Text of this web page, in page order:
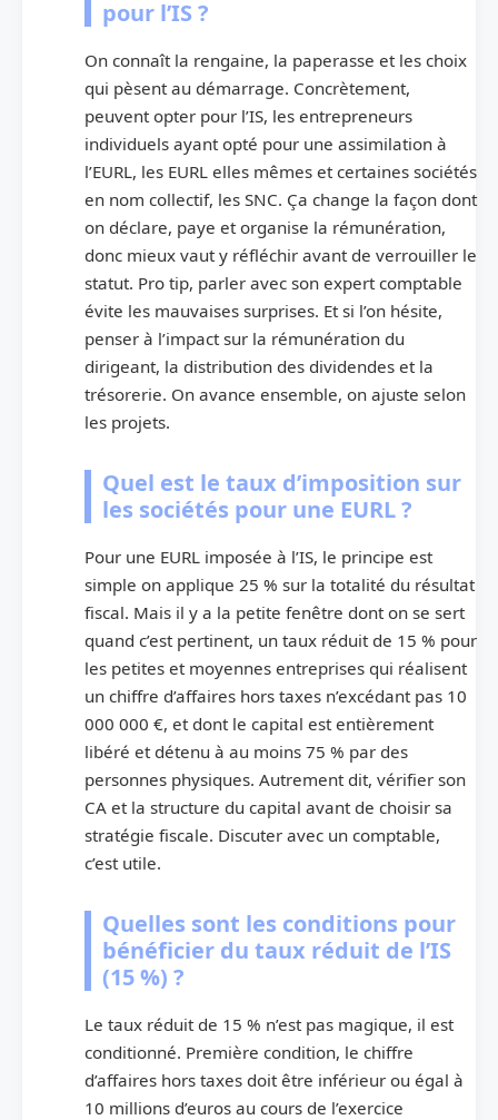
pour l’IS ?
On connaît la rengaine, la paperasse et les choix
qui pèsent au démarrage. Concrètement,
peuvent opter pour l’IS, les entrepreneurs
individuels ayant opté pour une assimilation à
l’EURL, les EURL elles mêmes et certaines sociétés
en nom collectif, les SNC. Ça change la façon dont
on déclare, paye et organise la rémunération,
donc mieux vaut y réfléchir avant de verrouiller le
statut. Pro tip, parler avec son expert comptable
évite les mauvaises surprises. Et si l’on hésite,
penser à l’impact sur la rémunération du
dirigeant, la distribution des dividendes et la
trésorerie. On avance ensemble, on ajuste selon
les projets.
Quel est le taux d’imposition sur
les sociétés pour une EURL ?
Pour une EURL imposée à l’IS, le principe est
simple on applique 25 % sur la totalité du résultat
fiscal. Mais il y a la petite fenêtre dont on se sert
quand c’est pertinent, un taux réduit de 15 % pour
les petites et moyennes entreprises qui réalisent
un chiffre d’affaires hors taxes n’excédant pas 10
000 000 €, et dont le capital est entièrement
libéré et détenu à au moins 75 % par des
personnes physiques. Autrement dit, vérifier son
CA et la structure du capital avant de choisir sa
stratégie fiscale. Discuter avec un comptable,
c’est utile.
Quelles sont les conditions pour
bénéficier du taux réduit de l’IS
(15 %) ?
Le taux réduit de 15 % n’est pas magique, il est
conditionné. Première condition, le chiffre
d’affaires hors taxes doit être inférieur ou égal à
10 millions d’euros au cours de l’exercice